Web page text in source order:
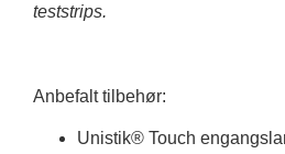
teststrips.
Anbefalt tilbehør:
Unistik® Touch